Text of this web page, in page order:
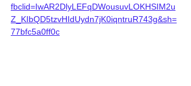
fbclid=IwAR2DlyLEFqDWousuvLOKHSIM2u
Z_KIbQD5tzvHIdUydn7jK0iqntruR743g&sh=
77bfc5a0ff0c